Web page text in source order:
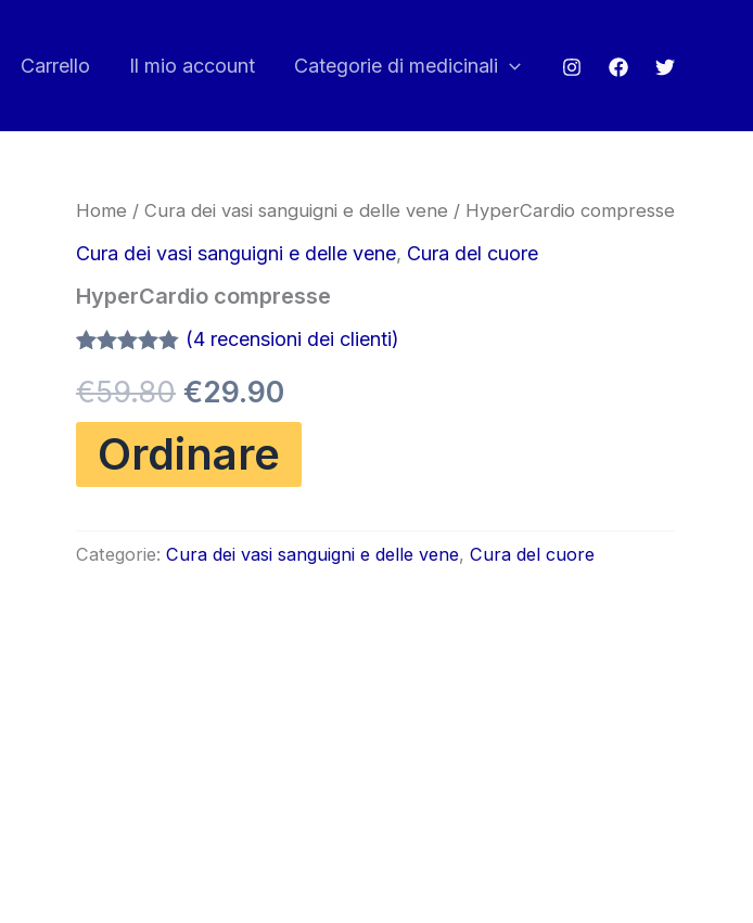
Carrello Il mio account Categorie di medicinali
Home / Cura dei vasi sanguigni e delle vene / HyperCardio compresse
Cura dei vasi sanguigni e delle vene, Cura del cuore
HyperCardio compresse
4.75 su 5
su base
di
recensioni
(4 recensioni dei clienti)
€59.80 Il
prezzo
originale
€29.90
attuale
Ordinare
Categorie: Cura dei vasi sanguigni e delle vene, Cura del cuore